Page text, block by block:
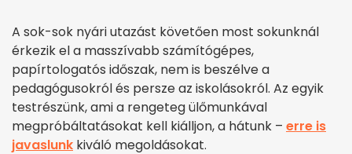
A sok-sok nyári utazást követően most sokunknál
érkezik el a masszívabb számítógépes,
papírtologatós időszak, nem is beszélve a
pedagógusokról és persze az iskolásokról. Az egyik
testrészünk, ami a rengeteg ülőmunkával
megpróbáltatásokat kell kiálljon, a hátunk – erre is
javaslunk kiváló megoldásokat.